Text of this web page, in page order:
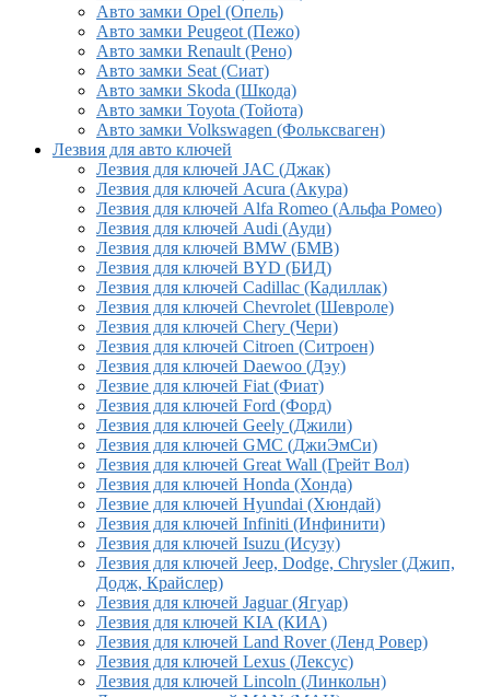
Авто замки Opel (Опель)
Авто замки Peugeot (Пежо)
Авто замки Renault (Рено)
Авто замки Seat (Сиат)
Авто замки Skoda (Шкода)
Авто замки Toyota (Тойота)
Авто замки Volkswagen (Фольксваген)
Лезвия для авто ключей
Лезвия для ключей JAC (Джак)
Лезвия для ключей Acura (Акура)
Лезвия для ключей Alfa Romeo (Альфа Ромео)
Лезвия для ключей Audi (Ауди)
Лезвия для ключей BMW (БМВ)
Лезвия для ключей BYD (БИД)
Лезвия для ключей Cadillac (Кадиллак)
Лезвия для ключей Chevrolet (Шевроле)
Лезвия для ключей Chery (Чери)
Лезвия для ключей Citroen (Ситроен)
Лезвия для ключей Daewoo (Дэу)
Лезвие для ключей Fiat (Фиат)
Лезвия для ключей Ford (Форд)
Лезвия для ключей Geely (Джили)
Лезвия для ключей GMC (ДжиЭмСи)
Лезвия для ключей Great Wall (Грейт Вол)
Лезвия для ключей Honda (Хонда)
Лезвие для ключей Hyundai (Хюндай)
Лезвия для ключей Infiniti (Инфинити)
Лезвия для ключей Isuzu (Исузу)
Лезвия для ключей Jeep, Dodge, Chrysler (Джип,
Додж, Крайслер)
Лезвия для ключей Jaguar (Ягуар)
Лезвия для ключей KIA (КИА)
Лезвия для ключей Land Rover (Ленд Ровер)
Лезвия для ключей Lexus (Лексус)
Лезвия для ключей Lincoln (Линкольн)